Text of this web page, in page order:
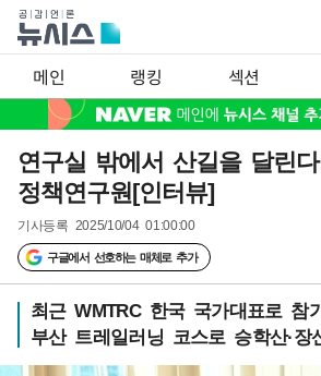
메인 랭킹 섹션
연구실 밖에서 산길을 달린
정책연구원[인터뷰]
기사등록 2025/10/04 01:00:00
구글에서 선호하는 매체로 추가
최근 WMTRC 한국 국가대표로 참
부산 트레일러닝 코스로 승학산·장